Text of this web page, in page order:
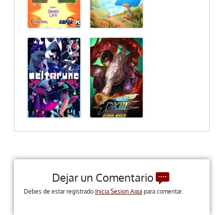
Dejar un Comentario
Debes de estar registrado Inicia Sesion Aqui para comentar.